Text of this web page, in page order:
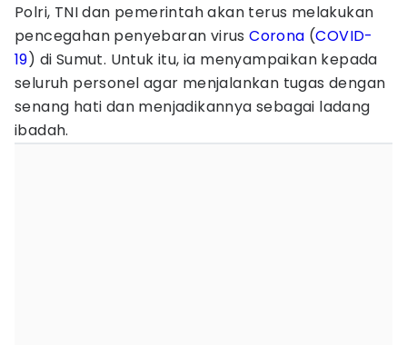
Polri, TNI dan pemerintah akan terus melakukan
pencegahan penyebaran virusCorona (COVID-
19) di Sumut. Untuk itu, ia menyampaikan kepada
seluruh personel agar menjalankan tugas dengan
senang hati dan menjadikannya sebagai ladang
ibadah.